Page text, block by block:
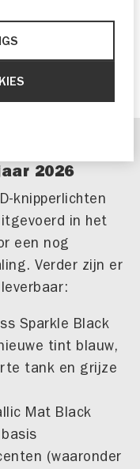
2026
knipperlichten
in het
een nog
Verder zijn er
Sparkle Black
tint blauw,
tank en grijze
Mat Black
(waaronder